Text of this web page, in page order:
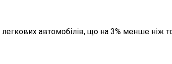
автомобілів, що на 3% менше ніж